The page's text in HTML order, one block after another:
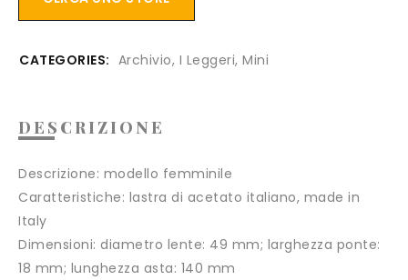
CATEGORIES: Archivio, I Leggeri, Mini
DESCRIZIONE
Descrizione: modello femminile
Caratteristiche: lastra di acetato italiano, made in
Italy
Dimensioni: diametro lente: 49 mm; larghezza ponte:
18 mm; lunghezza asta: 140 mm